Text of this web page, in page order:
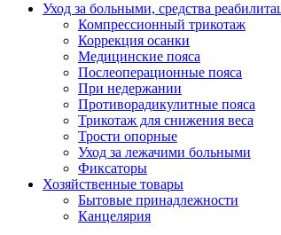
Уход за больными, средства
Компрессионный трикотаж
Коррекция осанки
Медицинские пояса
Послеоперационные пояса
При недержании
Противорадикулитные пояса
Трикотаж для снижения веса
Трости опорные
Уход за лежачими больными
Фиксаторы
Хозяйственные товары
Бытовые принадлежности
Канцелярия